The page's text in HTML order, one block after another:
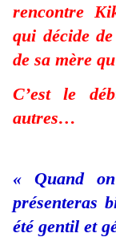
rencontre
qui décide
de sa mère
C’est le
autres…
« Quand
présenteras
été gentil et